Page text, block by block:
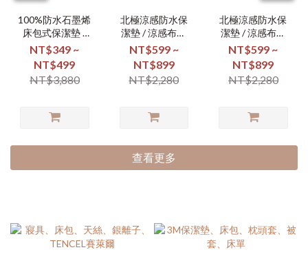
100%防水石墨烯
床包式保潔墊 /
3M吸濕排汗技術
NT$349 ~
NT$499
NT$3,880
北極涼感防水保
潔墊 / 涼感布料
+100%防水層
【北霞日落】
NT$599 ~
NT$899
NT$2,280
北極涼感防水保
潔墊 / 涼感布料
+100%防水層
【北極晴藍】
NT$599 ~
NT$899
NT$2,280
查看更多